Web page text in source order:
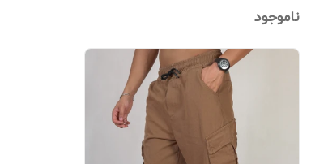
ناموجود